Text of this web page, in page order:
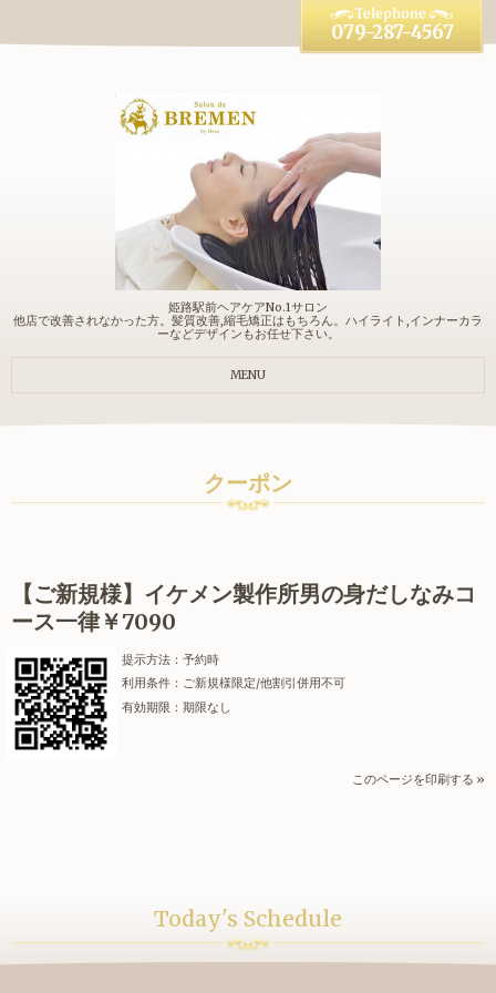
姫路駅前ヘアケアNo.1サロン
他店で改善されなかった方。髪質改善,縮毛矯正はもちろん。ハイライト,インナーカラ
ーなどデザインもお任せ下さい。
079-287-4567
MENU
クーポン
【ご新規様】イケメン製作所男の身だしなみコ
ース一律￥7090
提示方法： 予約時
利用条件： ご新規様限定/他割引併用不可
有効期限： 期限なし
このページを印刷する »
Today's Schedule